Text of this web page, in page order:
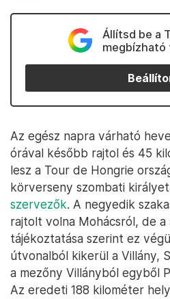
Állítsd be a
megbízható
Az egész napra várható
órával később rajtol és 45
lesz a Tour de Hongrie
körverseny szombati
szervezők. A negyedik
rajtolt volna Mohácsról, de
tájékoztatása szerint ez
útvonalból kikerül a Villány,
a mezőny Villányból egyből
Az eredeti 188 kilométer